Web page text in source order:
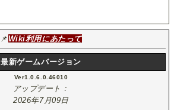
📌 Wiki利用にあたって
最新ゲームバージョン
Ver1.0.6.0.46010
アップデート：
2026年7月09日